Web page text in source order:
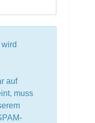
auf
muss